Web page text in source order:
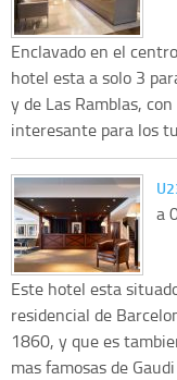
Enclavado en el
hotel esta a solo 3
y de Las Ramblas,
interesante para los
a
Este hotel esta
residencial de
1860, y que es
mas famosas de